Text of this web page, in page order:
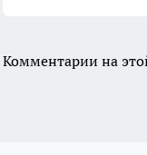
Комментарии на